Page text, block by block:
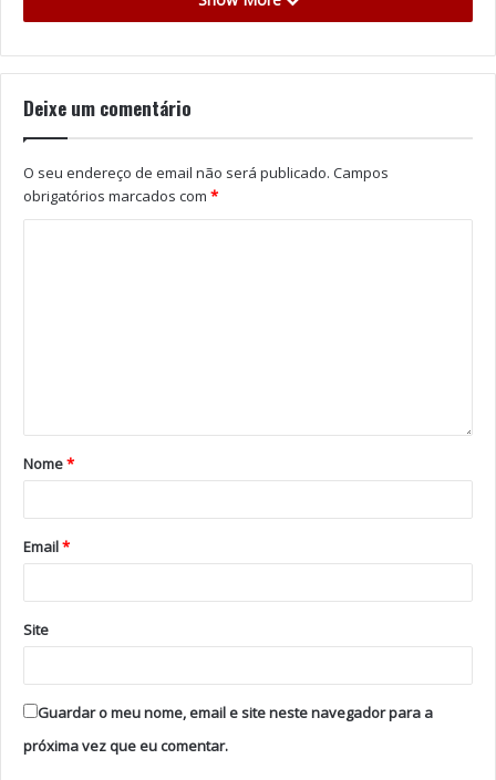
Portugal continental está desde segunda-feira em
conjunto de medidas, algumas apenas aplicáveis aos
Entre as medidas em vigor em 121 municípios –
número que subirá para 191 na segunda-feira – está o
Deixe um comentário
O seu endereço de email não será publicado. Campos
obrigatórios marcados com *
Nome*
Email*
Site
Guardar o meu nome, email e site neste navegador para a
próxima vez que eu comentar.